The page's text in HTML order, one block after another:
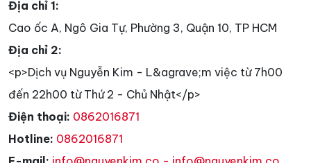
Địa chỉ 1:
Cao ốc A, Ngô Gia Tự, Phường 3, Quận 10, TP HCM
Địa chỉ 2:
<p>Dịch vụ Nguyễn Kim - L&agrave;m việc từ 7h00
đến 22h00 từ Thứ 2 - Chủ Nhật</p>
Điện thoại: 0862016871
Hotline: 0862016871